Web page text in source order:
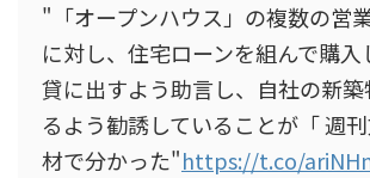
"「オープンハウス」の複数の営
に対し、住宅ローンを組んで購
貸に出すよう助言し、自社の新
るよう勧誘していることが「 週
材で分かった"https://t.co/